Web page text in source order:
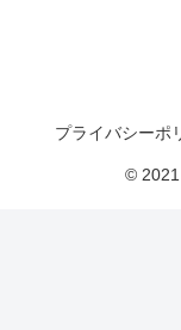
プライバシーポ
© 2021